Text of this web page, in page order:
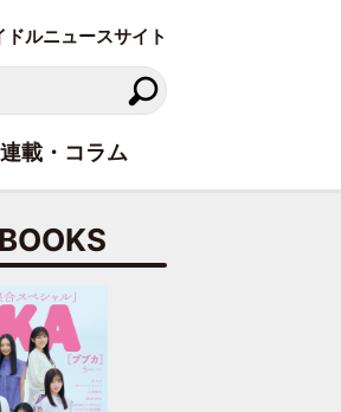
ルニュースサイト
連載・コラム